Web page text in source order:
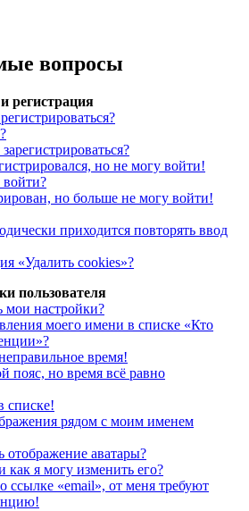
вопросы
регистрация
но не могу войти!
но больше не могу войти!
приходится повторять ввод
«Удалить cookies»?
пользователя
мои настройки?
моего имени в списке «Кто
время!
пояс, но время всё равно
списке!
рядом с моим именем
аватары?
как я могу изменить его?
ссылке «email», от меня требуют